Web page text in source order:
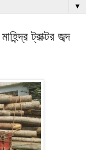
▼
ট্রাক্টর জব্দ